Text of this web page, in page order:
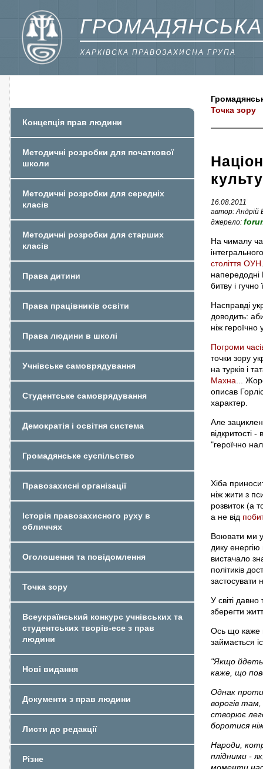
ГРОМАДЯНСЬКА
ХАРКІВСКА ПРАВОЗАХИСНА ГРУПА
Точка зору
16.08.2011
автор: Андрій
джерело:
На чималу
століття ОУН
битву і гучно
Насправді
доводить:
ніж героїчно
Погроми
точки зору
на турків і
Махна ...
описав
характер.
Але
відкритості
"героїчно
Хіба
ніж жити з
розвиток (а
а не від
Воювати ми
дику
вистачало
політиків
застосувати
У світі
зберегти
Ось що каже
займається
"Якщо
каже, що
Однак
ворогів
створює
боротися
Народи,
плідними -
Концепція прав людини
Методичні розробки для початкової
школи
Методичні розробки для середніх
класів
Методичні розробки для старших
класів
Права дитини
Права працівників освіти
Права людини в школі
Учнівське самоврядування
Студентське самоврядування
Демократія і освітня система
Громадянське суспільство
Правозахисні організації
Історія правозахисного руху в
обличчях
Оголошення та повідомлення
Точка зору
Всеукраїнський конкурс учнівських та
студентських творів-есе з прав
людини
Нові видання
Документи з прав людини
Листи до редакції
Різне